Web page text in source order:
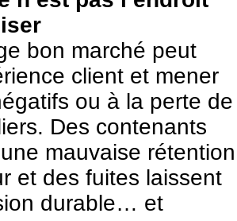
bon marché peut
client et mener
ou à la perte de
Des contenants
mauvaise rétention
et des fuites laissent
durable… et